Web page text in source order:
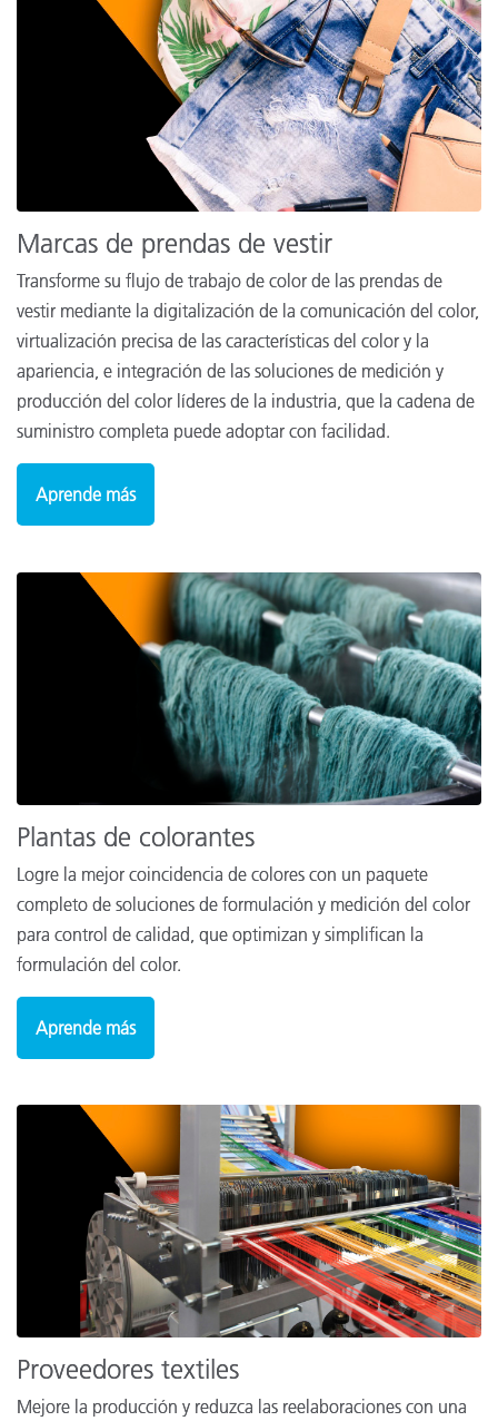
Marcas de prendas de vestir
Transforme su flujo de trabajo de color de las prendas de
vestir mediante la digitalización de la comunicación del color,
virtualización precisa de las características del color y la
apariencia, e integración de las soluciones de medición y
producción del color líderes de la industria, que la cadena de
suministro completa puede adoptar con facilidad.
Aprende más
Plantas de colorantes
Logre la mejor coincidencia de colores con un paquete
completo de soluciones de formulación y medición del color
para control de calidad, que optimizan y simplifican la
formulación del color.
Aprende más
Proveedores textiles
Mejore la producción y reduzca las reelaboraciones con una